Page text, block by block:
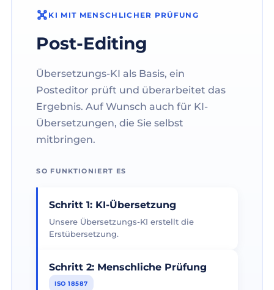
KI MIT MENSCHLICHER PRÜFUNG
Post-Editing
Übersetzungs-KI als Basis, ein
Posteditor prüft und überarbeitet das
Ergebnis. Auf Wunsch auch für KI-
Übersetzungen, die Sie selbst
mitbringen.
SO FUNKTIONIERT ES
Schritt 1: KI-Übersetzung
Unsere Übersetzungs-KI erstellt die
Erstübersetzung.
Schritt 2: Menschliche Prüfung
ISO 18587